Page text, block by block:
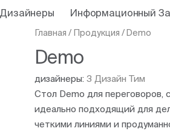
Дизайнеры Информационный
Главная / Продукция / Demo
Demo
дизайнеры: З Дизайн Тим
Стол Demo для переговоров,
идеально подходящий для
четкими линиями и